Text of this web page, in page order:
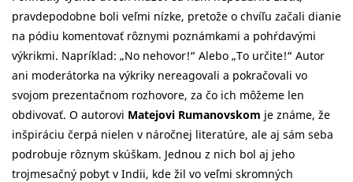
pravdepodobne boli veľmi nízke, pretože o chvíľu začali dianie
na pódiu komentovať rôznymi poznámkami a pohŕdavými
výkrikmi. Napríklad: „No nehovor!“ Alebo „To určite!“ Autor
ani moderátorka na výkriky nereagovali a pokračovali vo
svojom prezentačnom rozhovore, za čo ich môžeme len
obdivovať. O autorovi Matejovi Rumanovskom je známe, že
inšpiráciu čerpá nielen v náročnej literatúre, ale aj sám seba
podrobuje rôznym skúškam. Jednou z nich bol aj jeho
trojmesačný pobyt v Indii, kde žil vo veľmi skromných